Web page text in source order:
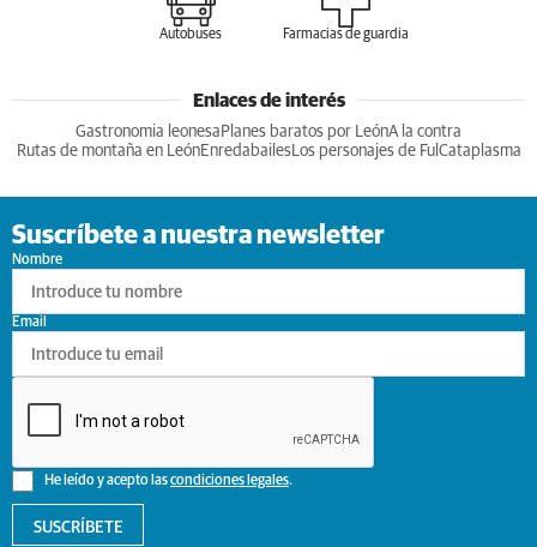
Autobuses Farmacias de guardia
Enlaces de interés
Gastronomia leonesa Planes baratos por LeónA la contra
Rutas de montaña en LeónEnredabailesLos personajes de Ful Cataplasma
Suscríbete a nuestra newsletter
Nombre
He leído y acepto lascondiciones legales.
Email
SUSCRÍBETE